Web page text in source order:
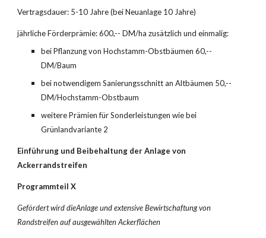
Vertragsdauer: 5-10 Jahre (bei Neuanlage 10 Jahre)
jährliche Förderprämie: 600,-- DM/ha zusätzlich und einmalig:
bei Pflanzung von Hochstamm-Obstbäumen 60,--
DM/Baum
bei notwendigem Sanierungsschnitt an Altbäumen 50,--
DM/Hochstamm-Obstbaum
weitere Prämien für Sonderleistungen wie bei
Grünlandvariante 2
Einführung und Beibehaltung der Anlage von
Ackerrandstreifen
Programmteil X
Gefördert wird dieAnlage und extensive Bewirt­schaftung von
Randstreifen auf ausgewählten Ackerflächen